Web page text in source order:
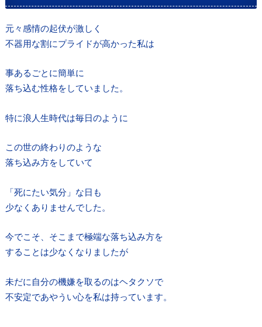
元々感情の起伏が激しく
不器用な割にプライドが高かった私は
事あるごとに簡単に
落ち込む性格をしていました。
特に浪人生時代は毎日のように
この世の終わりのような
落ち込み方をしていて
「死にたい気分」な日も
少なくありませんでした。
今でこそ、そこまで極端な落ち込み方を
することは少なくなりましたが
未だに自分の機嫌を取るのはヘタクソで
不安定であやうい心を私は持っています。